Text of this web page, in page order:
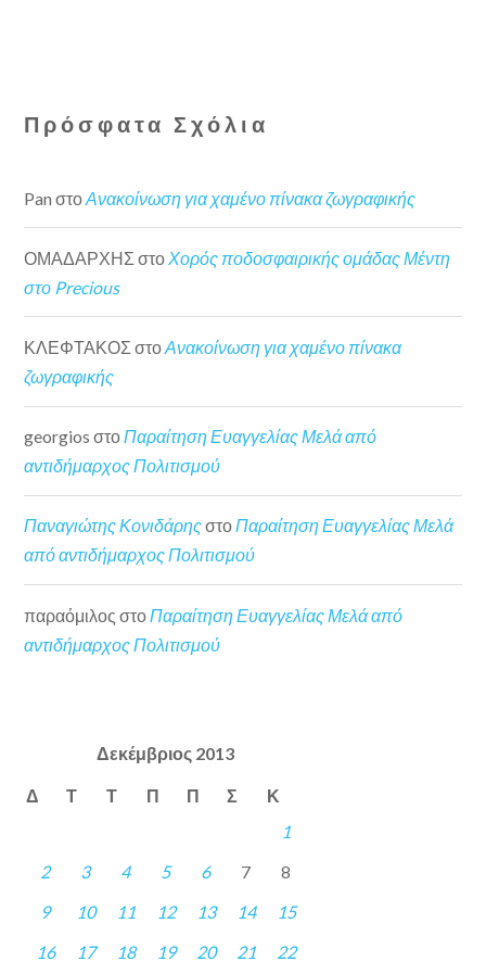
Πρόσφατα Σχόλια
Pan στοΑνακοίνωση για χαμένο πίνακα ζωγραφικής
ΟΜΑΔΑΡΧΗΣ στο Χορός ποδοσφαιρικής ομάδας Μέντη
στο Precious
ΚΛΕΦΤΑΚΟΣ στοΑνακοίνωση για χαμένο πίνακα
ζωγραφικής
georgios στοΠαραίτηση Ευαγγελίας Μελά από
αντιδήμαρχος Πολιτισμού
Παναγιώτης ΚονιδάρηςστοΠαραίτηση Ευαγγελίας Μελά
από αντιδήμαρχος Πολιτισμού
παραόμιλος στο Παραίτηση Ευαγγελίας Μελά από
αντιδήμαρχος Πολιτισμού
Δεκέμβριος 2013
Δ Τ Τ Π Π Σ Κ
1
2
3 4 5 6 7
8
9
10 11 12 13 14
15
16
17 18 19 20 21
22